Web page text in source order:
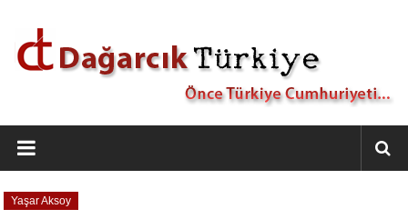
Dağarcık
Türkiye
Önce
Türkiye
Yaşar Aksoy